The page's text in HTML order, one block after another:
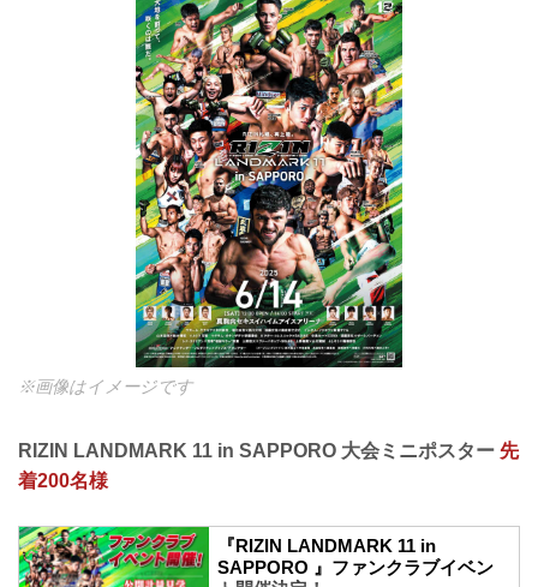
※画像はイメージです
RIZIN LANDMARK 11 in SAPPORO 大会ミニポスター 先
着200名様
『RIZIN LANDMARK 11 in
SAPPORO 』ファンクラブイベン